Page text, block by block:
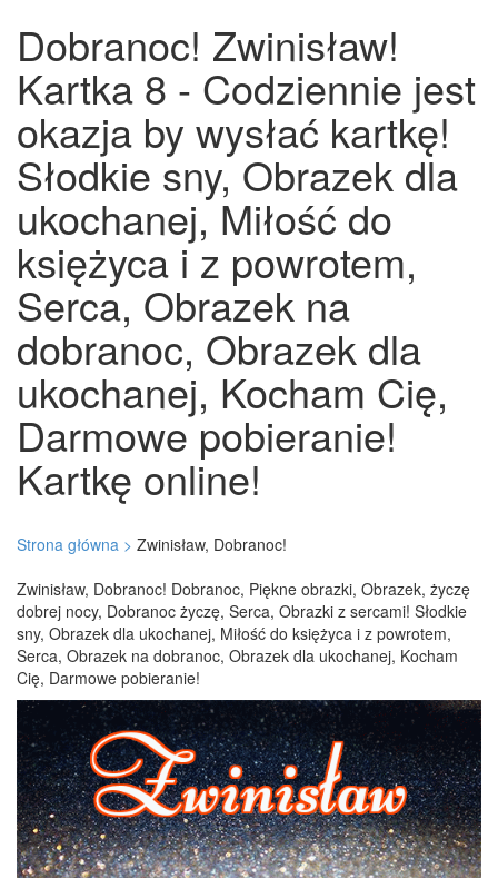
Dobranoc! Zwinisław!
Kartka 8 - Codziennie jest
okazja by wysłać kartkę!
Słodkie sny, Obrazek dla
ukochanej, Miłość do
księżyca i z powrotem,
Serca, Obrazek na
dobranoc, Obrazek dla
ukochanej, Kocham Cię,
Darmowe pobieranie!
Kartkę online!
Strona główna > Zwinisław, Dobranoc!
Zwinisław, Dobranoc! Dobranoc, Piękne obrazki, Obrazek, życzę
dobrej nocy, Dobranoc życzę, Serca, Obrazki z sercami! Słodkie
sny, Obrazek dla ukochanej, Miłość do księżyca i z powrotem,
Serca, Obrazek na dobranoc, Obrazek dla ukochanej, Kocham
Cię, Darmowe pobieranie!